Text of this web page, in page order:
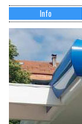
Info